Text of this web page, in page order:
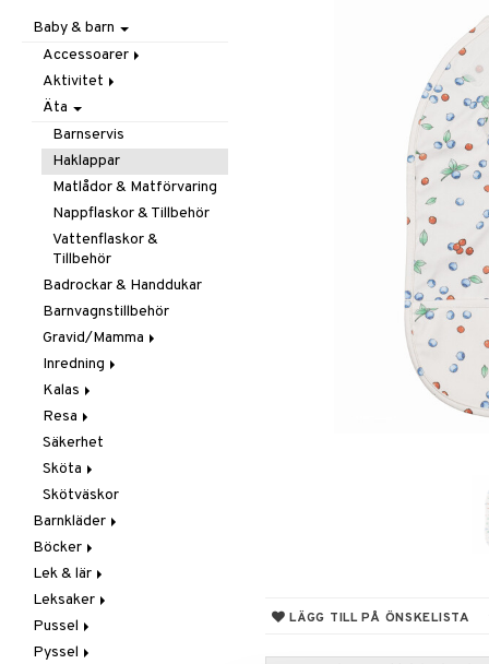
LÄGG TILL PÅ ÖNSKELISTA
Baby & barn
Accessoarer
För håret
Hattar & Mössor
Övrigt
Plånböcker
Smycken
Solglasögon
Aktivitet
Babygym
Babysitters
Bit & Skallra
Mobiler
Snuttefiltar
Äta
Barnservis
Haklappar
Matlådor & Matförvaring
Nappflaskor & Tillbehör
Vattenflaskor &
Tillbehör
Badrockar & Handdukar
Barnvagnstillbehör
Gravid/Mamma
Graviditet & amning
Inredning
Barnmöbler
Dekoration
Förvaring
Lampor
Mattor
Sängkläder
Kalas
Maskerad
Tillbehör
Resa
I Bilen
Paraply
Väskor
Säkerhet
Sköta
Badrummet
Handdukar
Hudvård
Nappar & Tillbehör
Skötväskor
Barnkläder
Accessoarer
Kepsar & Solhattar
Badkläder & UV-kläder
Klänningar
Nederdelar
Leggings
Överdelar
Böcker
Dagböcker
Läs & Lär
Målarböcker
Presentböcker
Lek & lär
Experiment
Inlärningsspel
Instrument
Leksaker
Adventskalendrar
Babylek
Pussel
1000 bitar
Pyssel